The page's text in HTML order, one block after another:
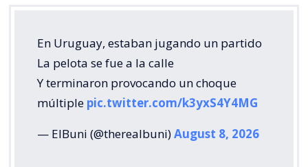
En Uruguay, estaban jugando un partido
La pelota se fue a la calle
Y terminaron provocando un choque
múltiple pic.twitter.com/k3yxS4Y4MG
— ElBuni (@therealbuni)August 8, 2026